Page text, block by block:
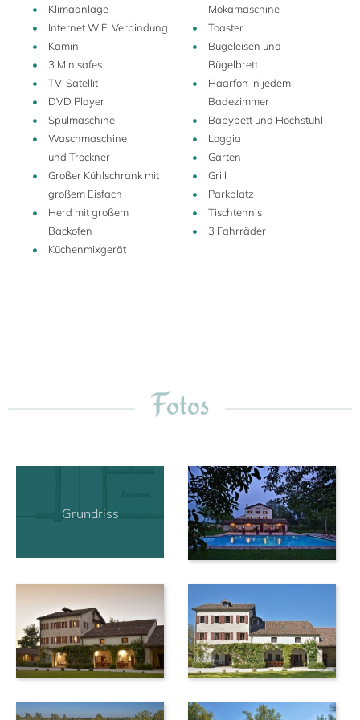
Jahrhundert und mit einem bezaubernden Gartenpavillion
verziert (Der Tempel/ ebenfalls in unserem Repertoire),
einem behutsam entworfenen 18-Loch-Golfplatz und
organischer Landwirtschaft mit mehreren
landwirtschaftlichen Gebäuden, die in komfortable und gut
ausgestattete Gastquartiere umgeformt worden sind. Die
Perle des Ensembles, das hier angebotene, behutsam
restaurierte Bauernhaus Villa La Contenta, wird an
Gesellschaften bis 15 Personen vermietet.
Reichweite zu den berühmten historischen Villen des
Veneto, von denen viele vom grandiosen italienischen
Kunststädten des Veneto und der oberitalienischen
Klimaanlage
Internet WIFI Verbindung
Kamin
3 Minisafes
TV-Satellit
DVD Player
Spülmaschine
Waschmaschine
und Trockner
Großer Kühlschrank mit
großem Eisfach
Herd mit großem
Backofen
Küchenmixgerät
Mokamaschine
Toaster
Bügeleisen und
Bügelbrett
Haarfön in jedem
Badezimmer
Babybett und Hochstuhl
Loggia
Garten
Grill
Parkplatz
Tischtennis
3 Fahrräder
Fotos
Grundriss